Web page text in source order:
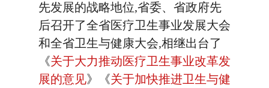
先发展的战略地位,省委、省政府先
后召开了全省医疗卫生事业发展大会
和全省卫生与健康大会,相继出台了
《关于大力推动医疗卫生事业改革发
展的意见》《关于加快推进卫生与健